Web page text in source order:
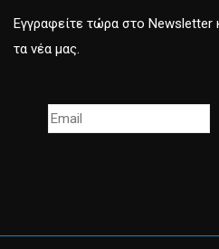
Εγγραφείτε τώρα στο Newsletter
τα νέα μας.